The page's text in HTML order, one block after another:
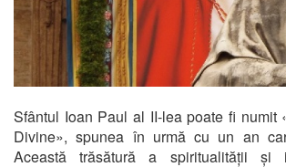
Sfântul Ioan Paul al II-lea poate fi numit
Divine», spunea în urmă cu un an
Această trăsătură a spiritualității și